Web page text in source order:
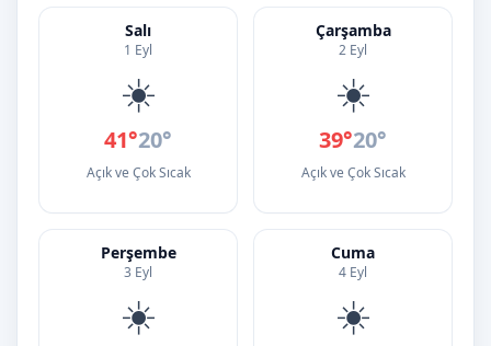
Salı
1 Eyl
☀️
41°20°
Açık ve Çok Sıcak
Çarşamba
2 Eyl
☀️
39°20°
Açık ve Çok Sıcak
Perşembe
3 Eyl
☀️
Cuma
4 Eyl
☀️